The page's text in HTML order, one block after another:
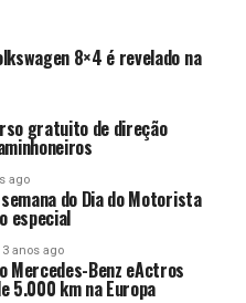
8×4 é revelado na
gratuito de direção
ago
do Dia do Motorista
especial
3 anos ago
Mercedes-Benz eActros
5.000 km na Europa